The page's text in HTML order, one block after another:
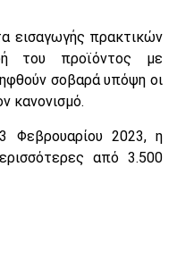
εισαγωγής πρακτικών
του προϊόντος με
σοβαρά υπόψη οι
κανονισμό.
Φεβρουαρίου 2023, η
από 3.500